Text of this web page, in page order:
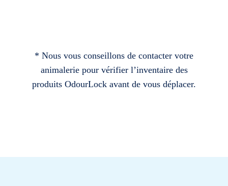
* Nous vous conseillons de contacter votre
animalerie pour vérifier l’inventaire des
produits OdourLock avant de vous déplacer.